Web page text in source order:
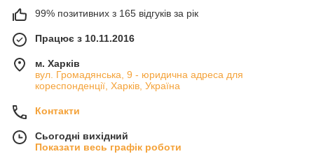
99% позитивних з 165 відгуків за рік
Працює з 10.11.2016
м. Харків
вул. Громадянська, 9 - юридична адреса для
кореспонденції, Харків, Україна
Контакти
Сьогодні вихідний
Показати весь графік роботи